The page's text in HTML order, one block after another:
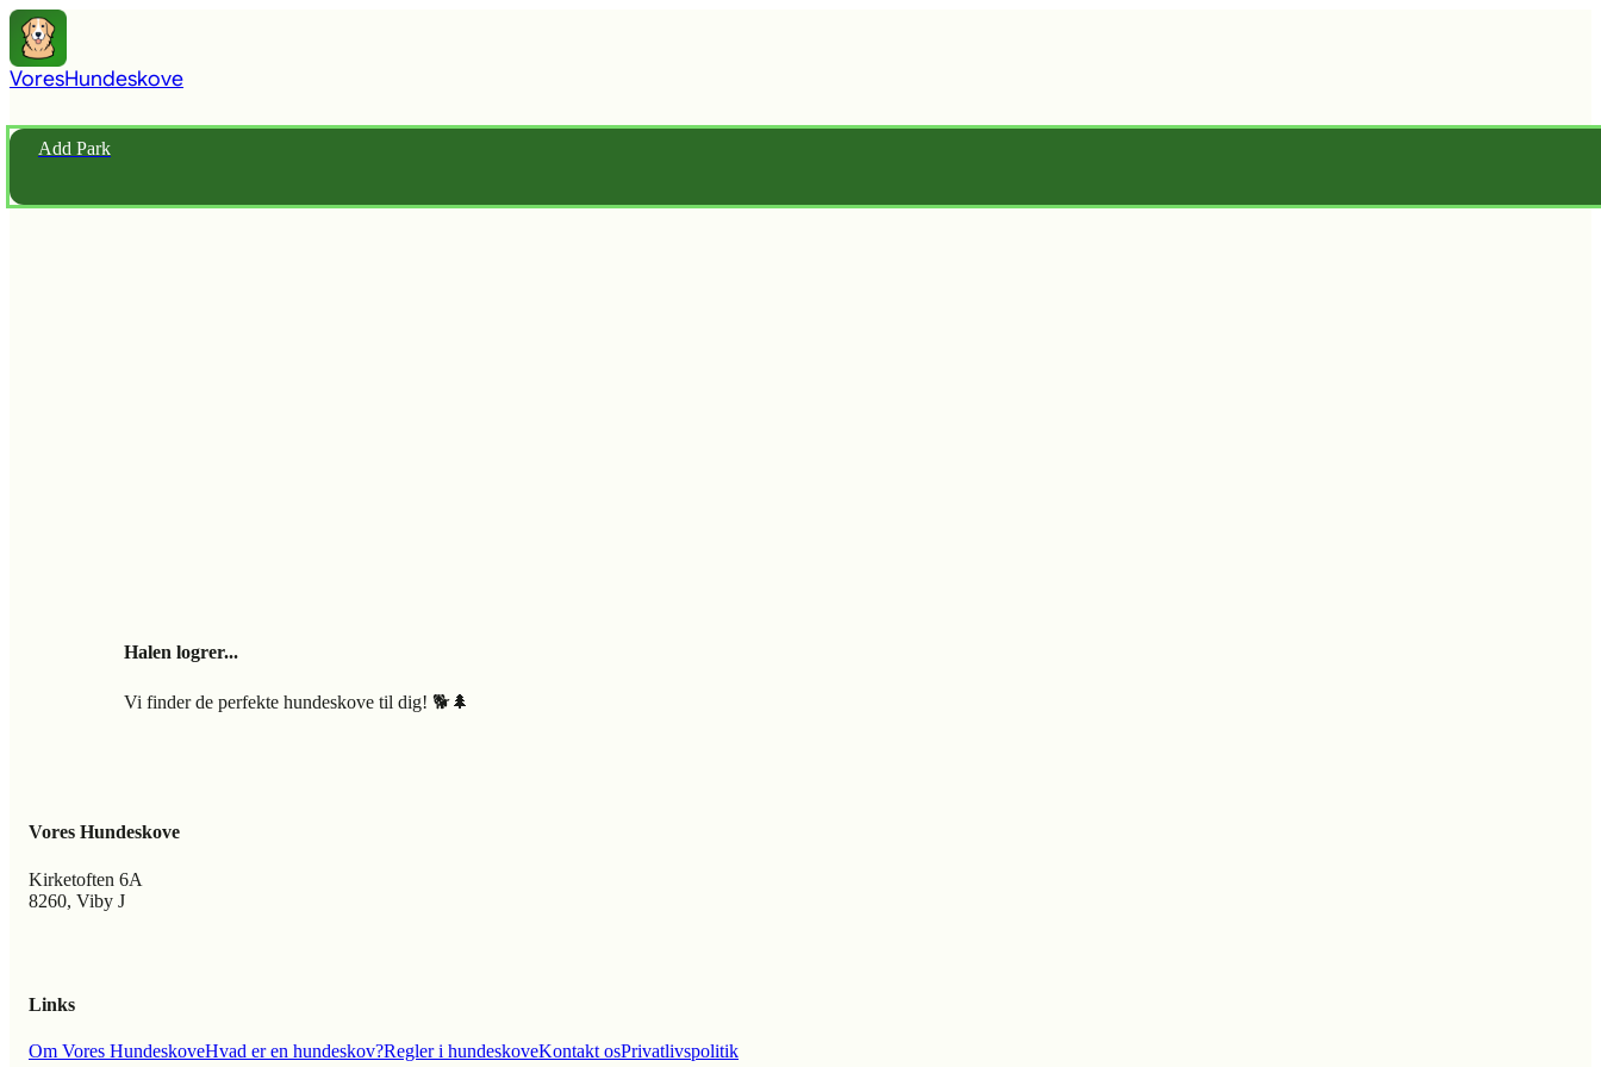
VoresHundeskove
Add Park
Halen logrer...
Vi finder de perfekte hundeskove til dig! 🐕🌲
Vores Hundeskove
Kirketoften 6A
8260, Viby J
Links
Om Vores HundeskoveHvad er en hundeskov?Regler i hundeskoveKontakt osPrivatlivspolitik